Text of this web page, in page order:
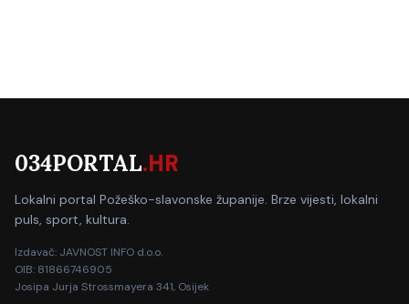
034PORTAL.HR
Lokalni portal Požeško-slavonske županije. Brze vijesti, lokalni
puls, sport, kultura.
Izdavač: JAVNOST INFO d.o.o.
OIB: 81866746905
Josipa Jurja Strossmayera 341, Osijek